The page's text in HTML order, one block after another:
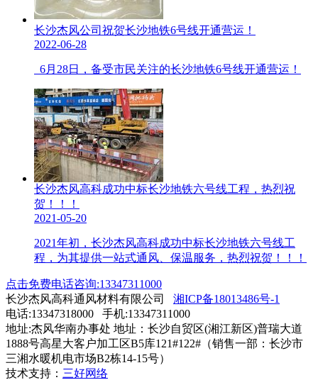
长沙杰风公司祝贺长沙地铁6号线开通营运！
2022-06-28
6月28日，备受市民关注的长沙地铁6号线开通营运！
长沙杰风高科成功中标长沙地铁六号线工程，热烈祝
贺！！！
2021-05-20
2021年初，长沙杰风高科成功中标长沙地铁六号线工
程，为其提供一站式通风、保温服务，热烈祝贺！！！
点击免费电话咨询:13347311000
长沙杰风高科通风材料有限公司 湘ICP备18013486号-1
电话:13347318000 手机:13347311000
地址:杰风华南办事处 地址：长沙自贸区(湘江新区)普瑞大道
1888号高星大客户加工区B5库121#122#（销售一部：长沙市
三湘水暖机电市场B2栋14-15号）
技术支持： 三好网络